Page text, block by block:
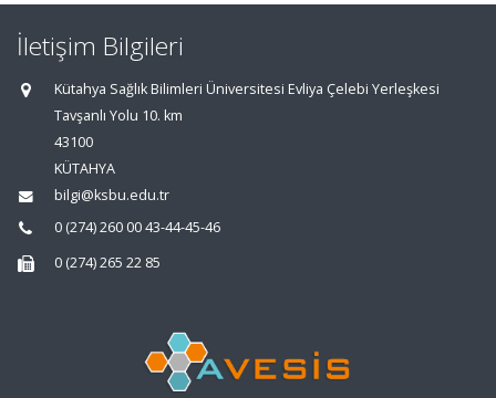
İletişim Bilgileri
Kütahya Sağlık Bilimleri Üniversitesi Evliya Çelebi Yerleşkesi
Tavşanlı Yolu 10. km
43100
KÜTAHYA
bilgi@ksbu.edu.tr
0 (274) 260 00 43-44-45-46
0 (274) 265 22 85